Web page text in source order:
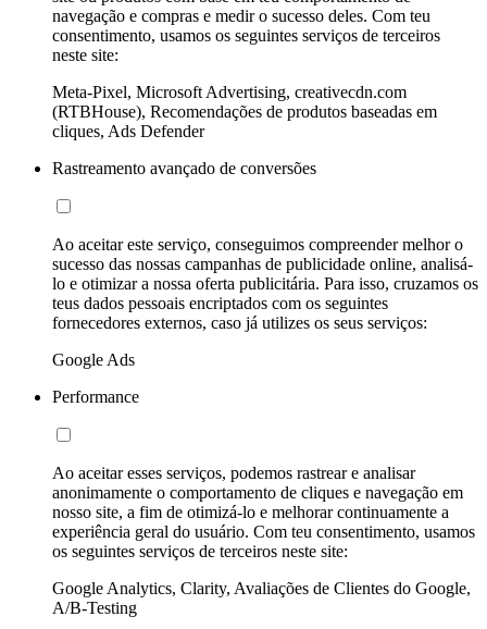
navegação e compras e medir o sucesso deles. Com teu
consentimento, usamos os seguintes serviços de terceiros
neste site:
Meta-Pixel, Microsoft Advertising, creativecdn.com
(RTBHouse), Recomendações de produtos baseadas em
cliques, Ads Defender
Rastreamento avançado de conversões
Ao aceitar este serviço, conseguimos compreender melhor o
sucesso das nossas campanhas de publicidade online, analisá-
lo e otimizar a nossa oferta publicitária. Para isso, cruzamos os
teus dados pessoais encriptados com os seguintes
fornecedores externos, caso já utilizes os seus serviços:
Google Ads
Performance
Ao aceitar esses serviços, podemos rastrear e analisar
anonimamente o comportamento de cliques e navegação em
nosso site, a fim de otimizá-lo e melhorar continuamente a
experiência geral do usuário. Com teu consentimento, usamos
os seguintes serviços de terceiros neste site:
Google Analytics, Clarity, Avaliações de Clientes do Google,
A/B-Testing